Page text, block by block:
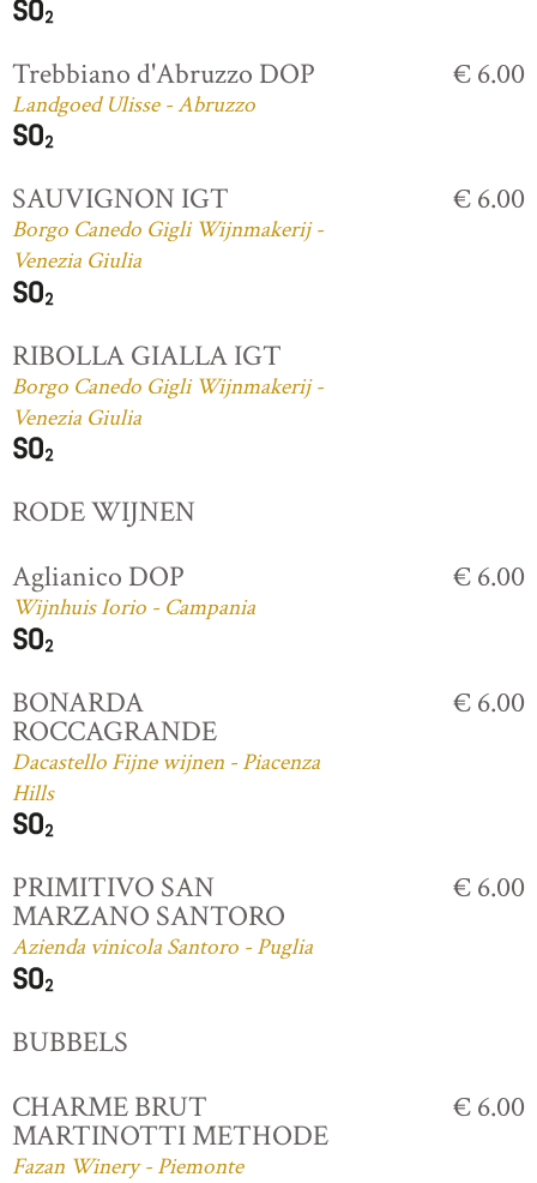
Trebbiano d'Abruzzo DOP
Landgoed Ulisse - Abruzzo
€ 6.00
SAUVIGNON IGT
Borgo Canedo Gigli Wijnmakerij -
Venezia Giulia
€ 6.00
RIBOLLA GIALLA IGT
Borgo Canedo Gigli Wijnmakerij -
Venezia Giulia
RODE WIJNEN
Aglianico DOP
Wijnhuis Iorio - Campania
€ 6.00
BONARDA
ROCCAGRANDE
Dacastello Fijne wijnen - Piacenza
Hills
€ 6.00
PRIMITIVO SAN
MARZANO SANTORO
Azienda vinicola Santoro - Puglia
€ 6.00
BUBBELS
CHARME BRUT
MARTINOTTI METHODE
Fazan Winery - Piemonte
€ 6.00